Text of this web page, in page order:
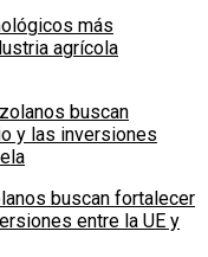
más
agrícola
buscan fortalecer
entre la UE y